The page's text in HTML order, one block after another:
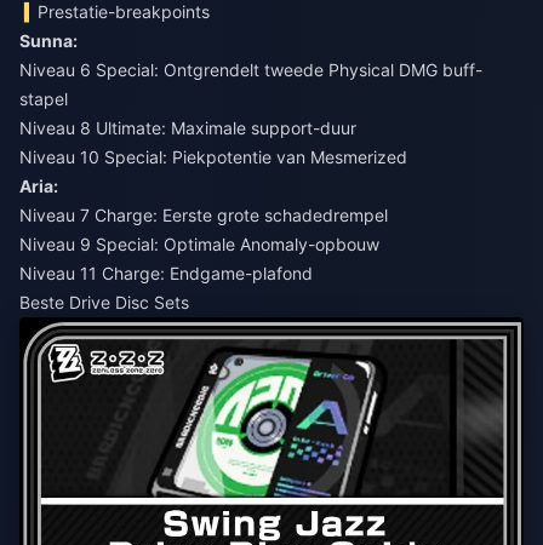
Prestatie-breakpoints
Sunna:
Niveau 6 Special: Ontgrendelt tweede Physical DMG buff-
stapel
Niveau 8 Ultimate: Maximale support-duur
Niveau 10 Special: Piekpotentie van Mesmerized
Aria:
Niveau 7 Charge: Eerste grote schadedrempel
Niveau 9 Special: Optimale Anomaly-opbouw
Niveau 11 Charge: Endgame-plafond
Beste Drive Disc Sets